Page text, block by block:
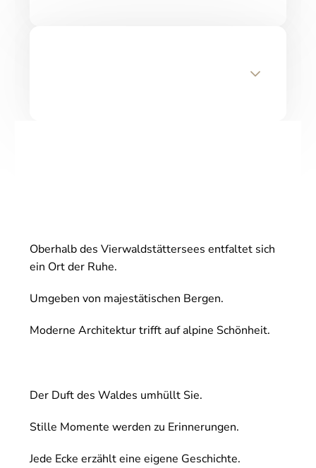
Oberhalb des Vierwaldstättersees entfaltet sich
ein Ort der Ruhe.
Umgeben von majestätischen Bergen.
Moderne Architektur trifft auf alpine Schönheit.
Der Duft des Waldes umhüllt Sie.
Stille Momente werden zu Erinnerungen.
Jede Ecke erzählt eine eigene Geschichte.